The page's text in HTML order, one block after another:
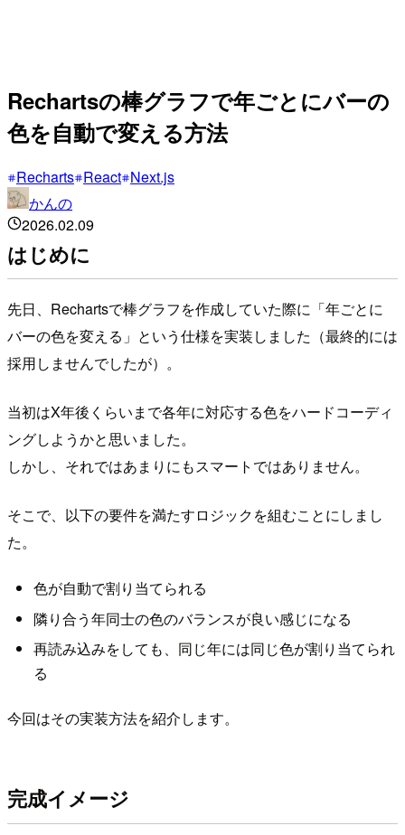
Rechartsの棒グラフで年ごとにバーの
色を自動で変える方法
Recharts React Next.js
かんの
2026.02.09
はじめに
先日、Rechartsで棒グラフを作成していた際に「年ごとに
バーの色を変える」という仕様を実装しました（最終的には
採用しませんでしたが）。
当初はX年後くらいまで各年に対応する色をハードコーディ
ングしようかと思いました。
しかし、それではあまりにもスマートではありません。
そこで、以下の要件を満たすロジックを組むことにしまし
た。
色が自動で割り当てられる
隣り合う年同士の色のバランスが良い感じになる
再読み込みをしても、同じ年には同じ色が割り当てられ
る
今回はその実装方法を紹介します。
完成イメージ